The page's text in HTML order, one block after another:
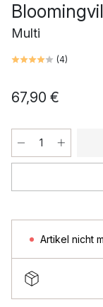
Multi
(4)
67,90 €
Artikel nicht